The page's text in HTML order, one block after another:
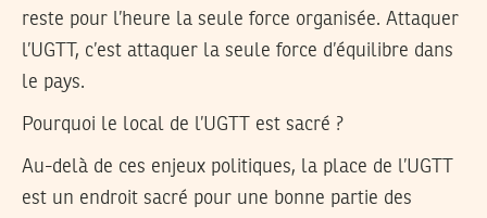
reste pour l’heure la seule force organisée. Attaquer
l’UGTT, c’est attaquer la seule force d’équilibre dans
le pays.
Pourquoi le local de l’UGTT est sacré ?
Au-delà de ces enjeux politiques, la place de l’UGTT
est un endroit sacré pour une bonne partie des